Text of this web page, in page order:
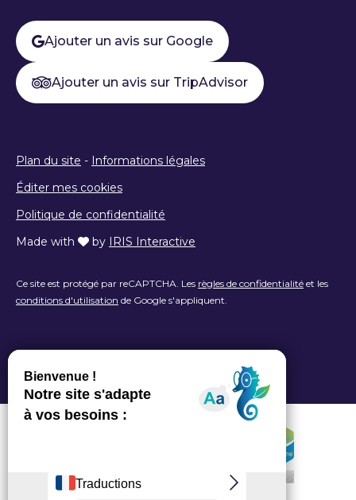
Ajouter un avis sur Google
Ajouter un avis sur TripAdvisor
Plan du site - Informations légales
Éditer mes cookies
Politique de confidentialité
Made with
by IRIS Interactive
Ce site est protégé par reCAPTCHA. Les règles de confidentialité et les
conditions d'utilisation de Google s'appliquent.